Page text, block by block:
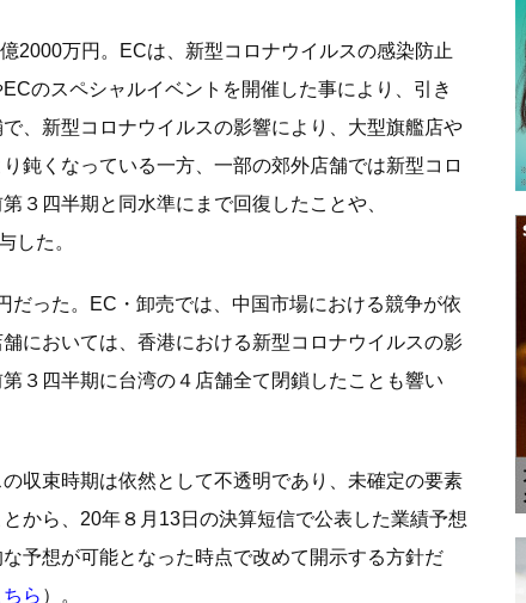
2000万円。ECは、新型コロナウイルスの感染防止
のスペシャルイベントを開催した事により、引き
、新型コロナウイルスの影響により、大型旗艦店や
鈍くなっている一方、一部の郊外店舗では新型コロ
３四半期と同水準にまで回復したことや、
した。
だった。EC・卸売では、中国市場における競争が依
においては、香港における新型コロナウイルスの影
３四半期に台湾の４店舗全て閉鎖したことも響い
収束時期は依然として不透明であり、未確定の要素
から、20年８月13日の決算短信で公表した業績予想
予想が可能となった時点で改めて開示する方針だ
ちら ）。